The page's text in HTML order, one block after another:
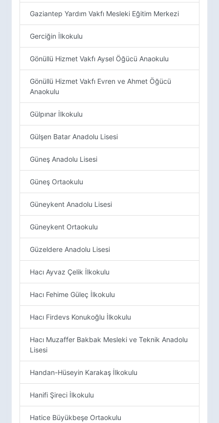
Gaziantep Yardım Vakfı Mesleki Eğitim Merkezi
Gerciğin İlkokulu
Gönüllü Hizmet Vakfı Aysel Öğücü Anaokulu
Gönüllü Hizmet Vakfı Evren ve Ahmet Öğücü
Anaokulu
Gülpınar İlkokulu
Gülşen Batar Anadolu Lisesi
Güneş Anadolu Lisesi
Güneş Ortaokulu
Güneykent Anadolu Lisesi
Güneykent Ortaokulu
Güzeldere Anadolu Lisesi
Hacı Ayvaz Çelik İlkokulu
Hacı Fehime Güleç İlkokulu
Hacı Firdevs Konukoğlu İlkokulu
Hacı Muzaffer Bakbak Mesleki ve Teknik Anadolu
Lisesi
Handan-Hüseyin Karakaş İlkokulu
Hanifi Şireci İlkokulu
Hatice Büyükbeşe Ortaokulu